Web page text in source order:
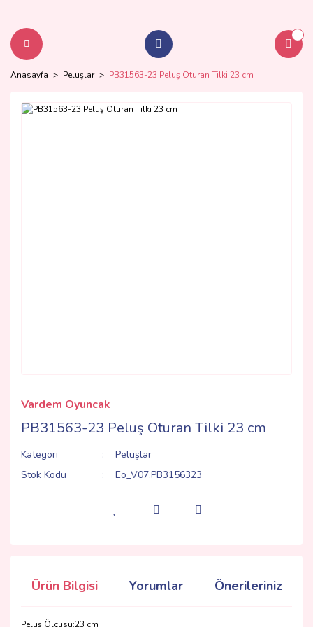
Anasayfa Peluşlar PB31563-23 Peluş Oturan Tilki 23 cm
Vardem Oyuncak
PB31563-23 Peluş Oturan Tilki 23 cm
Kategori
Peluşlar
Stok Kodu
Eo_V07.PB3156323
Ürün Bilgisi Yorumlar Önerileriniz
Peluş Ölçüsü:23 cm